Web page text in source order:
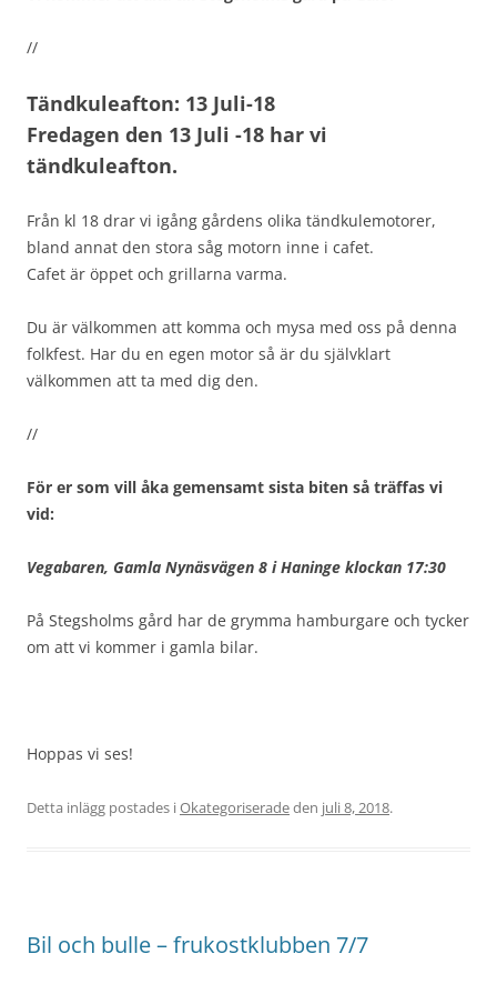
//
Tändkuleafton: 13 Juli-18
Fredagen den 13 Juli -18 har vi
tändkuleafton.
Från kl 18 drar vi igång gårdens olika tändkulemotorer,
bland annat den stora såg motorn inne i cafet.
Cafet är öppet och grillarna varma.
Du är välkommen att komma och mysa med oss på denna
folkfest. Har du en egen motor så är du självklart
välkommen att ta med dig den.
//
För er som vill åka gemensamt sista biten så träffas vi
vid:
Vegabaren, Gamla Nynäsvägen 8 i Haninge klockan 17:30
På Stegsholms gård har de grymma hamburgare och tycker
om att vi kommer i gamla bilar.
Hoppas vi ses!
Detta inlägg postades iOkategoriseradeden juli 8, 2018.
Bil och bulle – frukostklubben 7/7